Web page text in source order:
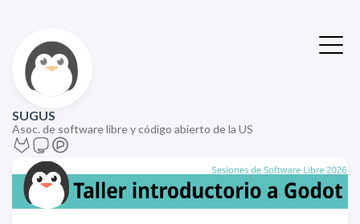
SUGUS
Asoc. de software libre y código abierto de la US